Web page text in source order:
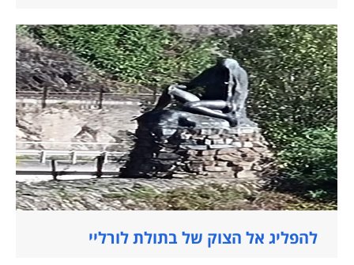
להפליג אל הצוק של בתולת לורליי